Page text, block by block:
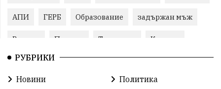
АПИ ГЕРБ Образование задържан мъж
Ремонт Пожари Традиции Култура
Илияна Йотова
Бойко Борисов Методи Байкушев
РУБРИКИ
Новини
Политика